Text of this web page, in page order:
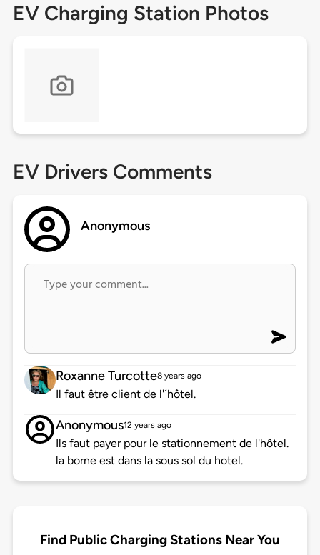
EV Charging Station Photos
EV Drivers Comments
Anonymous
Roxanne Turcotte8 years ago
Il faut être client de l'´hôtel.
Anonymous12 years ago
Ils faut payer pour le stationnement de l'hôtel.
la borne est dans la sous sol du hotel.
Find Public Charging Stations Near You